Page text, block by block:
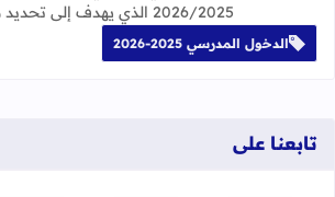
2026/2025 الذي يهدف إلى تحديد مختلف…
الدخول المدرسي 2025-2026
تابعنا على